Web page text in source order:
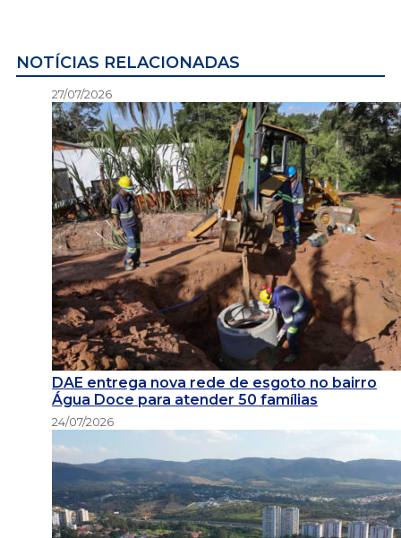
NOTÍCIAS RELACIONADAS
27/07/2026
DAE entrega nova rede de esgoto no bairro
Água Doce para atender 50 famílias
24/07/2026